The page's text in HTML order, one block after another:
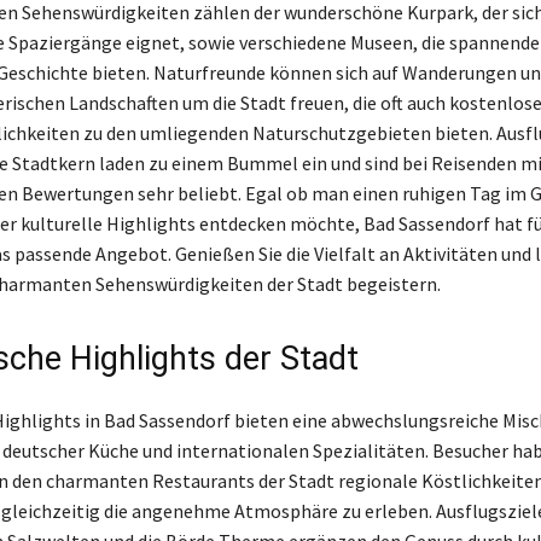
Sehenswürdigkeiten zählen der wunderschöne Kurpark, der
eignet, sowie verschiedene Museen, die
bieten. Naturfreunde können sich auf Wanderungen
Landschaften um die Stadt freuen, die oft auch kostenlose
zu den umliegenden Naturschutzgebieten bieten.
Stadtkern laden zu einem Bummel ein und sind bei Reisenden
Bewertungen sehr beliebt. Egal ob man einen ruhigen Tag im
kulturelle Highlights entdecken möchte, Bad Sassendorf hat
passende Angebot. Genießen Sie die Vielfalt an Aktivitäten und
Sehenswürdigkeiten der Stadt begeistern.
Highlights der Stadt
in Bad Sassendorf bieten eine abwechslungsreiche
Küche und internationalen Spezialitäten. Besucher
den charmanten Restaurants der Stadt regionale
die angenehme Atmosphäre zu erleben.